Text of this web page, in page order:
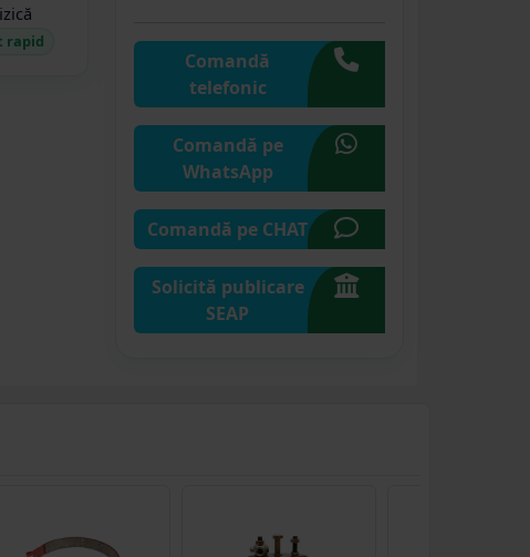
rapid
Comandă
telefonic
Comandă pe
WhatsApp
Comandă pe CHAT
Solicită publicare
SEAP